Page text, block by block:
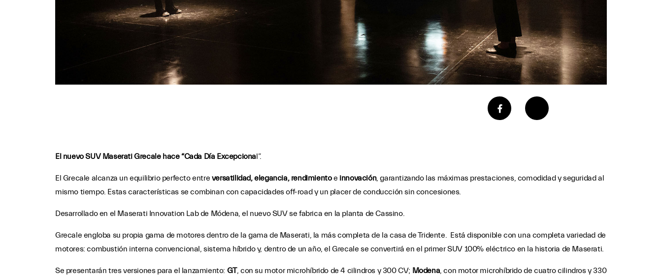
El nuevo SUV Maserati Grecale hace “Cada Día Excepcional”.
El Grecale alcanza un equilibrio perfecto entre versatilidad, elegancia, rendimientoe innovación, garantizando las máximas prestaciones, comodidad y seguridad al
mismo tiempo. Estas características se combinan con capacidades off-road y un placer de conducción sin concesiones.
Desarrollado en el Maserati Innovation Lab de Módena, el nuevo SUV se fabrica en la planta de Cassino.
Grecale engloba su propia gama de motores dentro de la gama de Maserati, la más completa de la casa de Tridente. Está disponible con una completa variedad de
motores: combustión interna convencional, sistema híbrido y, dentro de un año, el Grecale se convertirá en el primer SUV 100% eléctrico en la historia de Maserati.
Se presentarán tres versiones para el lanzamiento: GT, con su motor microhíbrido de 4 cilindros y 300 CV; Modena, con motor microhíbrido de cuatro cilindros y 330